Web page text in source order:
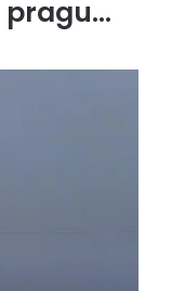
pragu…